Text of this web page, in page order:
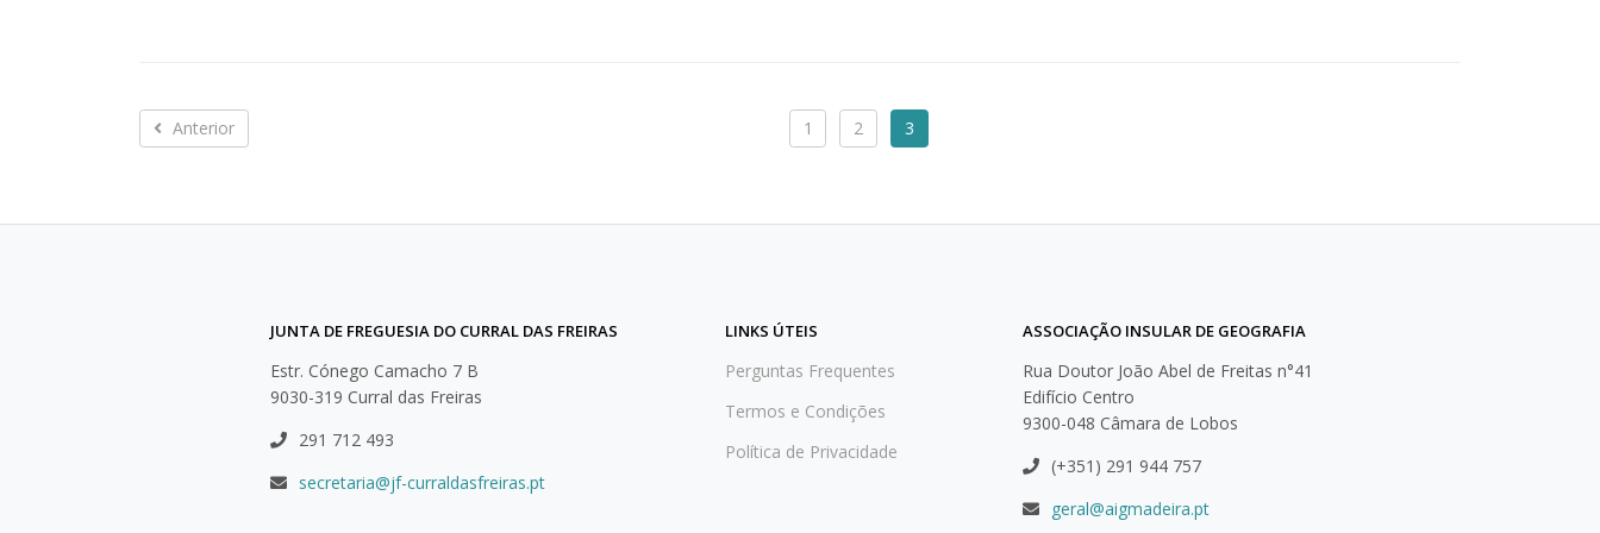
AnteriorAnterior 1 2 3
JUNTA DE FREGUESIA DO CURRAL DAS FREIRAS
Estr. Cónego Camacho 7 B
9030-319 Curral das Freiras
291 712 493
secretaria@jf-curraldasfreiras.pt
LINKS ÚTEIS
Perguntas Frequentes
Termos e Condições
Política de Privacidade
ASSOCIAÇÃO INSULAR DE GEOGRAFIA
Rua Doutor João Abel de Freitas n°41
Edifício Centro
9300-048 Câmara de Lobos
(+351) 291 944 757
geral@aigmadeira.pt